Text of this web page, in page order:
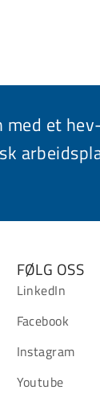
et
FØLG OSS
LinkedIn
Facebook
Instagram
Youtube